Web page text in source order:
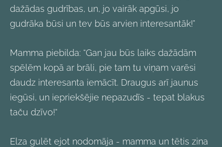
dažādas gudrības, un, jo vairāk apgūsi, jo
gudrāka būsi un tev būs arvien interesantāk!”
Mamma piebilda: “Gan jau būs laiks dažādām
spēlēm kopā ar brāli, pie tam tu viņam varēsi
daudz interesanta iemācīt. Draugus arī jaunus
iegūsi, un iepriekšējie nepazudīs - tepat blakus
taču dzīvo!“
Elza gulēt ejot nodomāja - mamma un tētis zina